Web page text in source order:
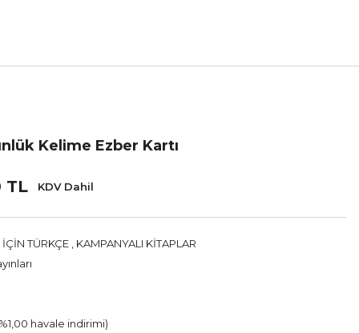
Kelime Ezber Kartı
TL KDV Dahil
TÜRKÇE
KAMPANYALI KİTAPLAR
havale indirimi)